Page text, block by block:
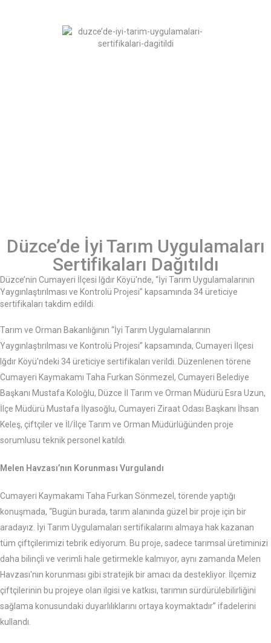
Düzce’de İyi Tarım Uygulamaları
Sertifikaları Dağıtıldı
Düzce’nin Cumayeri İlçesi Iğdır Köyü'nde, “İyi Tarım Uygulamalarının
Yaygınlaştırılması ve Kontrolü Projesi” kapsamında 34 üreticiye
sertifikaları takdim edildi.
Tarım ve Orman Bakanlığının “İyi Tarım Uygulamalarının
Yaygınlaştırılması ve Kontrolü Projesi” kapsamında, Cumayeri İlçesi
Iğdır Köyü'ndeki 34 üreticiye sertifikaları verildi. Düzenlenen törene
Cumayeri Kaymakamı Taha Furkan Sönmezel, Cumayeri Belediye
Başkanı Mustafa Koloğlu, Düzce İl Tarım ve Orman Müdürü Esra Uzun,
İlçe Müdürü Mustafa İlyasoğlu, Cumayeri Ziraat Odası Başkanı İhsan
Keleş, çiftçiler ve İl/İlçe Tarım ve Orman Müdürlüğünden proje
sorumlusu teknik personel katıldı.
Melen Havzası’nın Korunması Vurgulandı
Cumayeri Kaymakamı Taha Furkan Sönmezel, törende yaptığı
konuşmada, “Bugün burada, tarım alanında güzel bir proje için bir
aradayız. İyi Tarım Uygulamaları sertifikalarını almaya hak kazanan
tüm çiftçilerimizi tebrik ediyorum. Bu proje, sadece tarımsal üretiminizi
daha bilinçli ve verimli hale getirmekle kalmıyor, aynı zamanda Melen
Havzası'nın korunması gibi stratejik bir amacı da destekliyor. İlçemiz
çiftçilerinin bu projeye olan ilgisi ve katkısı, tarımın sürdürülebilirliğini
sağlama konusundaki duyarlılıklarını ortaya koymaktadır” ifadelerini
kullandı.